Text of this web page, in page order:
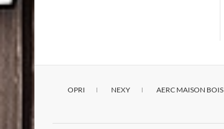
OPRI NEXY AERC MAISON BOIS